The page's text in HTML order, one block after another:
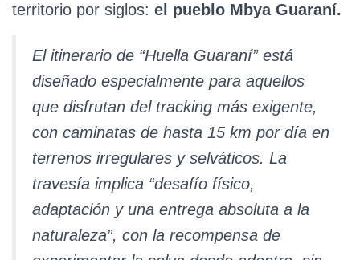
territorio por siglos: el pueblo Mbya Guaraní.
El itinerario de “Huella Guaraní” está
diseñado especialmente para aquellos
que disfrutan del tracking más exigente,
con caminatas de hasta 15 km por día en
terrenos irregulares y selváticos. La
travesía implica “desafío físico,
adaptación y una entrega absoluta a la
naturaleza”, con la recompensa de